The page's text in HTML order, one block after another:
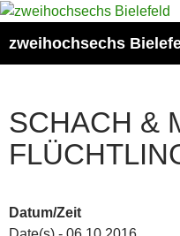
Zum
springen
zweihochsechs
SCHACH &
Datum/Zeit